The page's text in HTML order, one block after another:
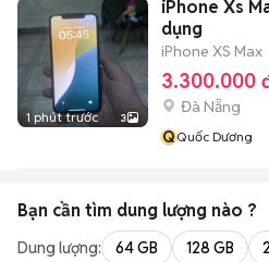
1 phút trước 3
iPhone Xs
dụng
iPhone XS Max
3.300.000
Đà Nẵng
QQuốc Dương
Bạn cần tìm dung lượng nào ?
Dung lượng: 64 GB 128 GB